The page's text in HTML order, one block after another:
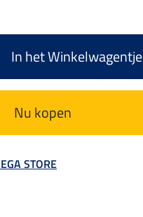
In het Winkelwagentje
Nu kopen
STORE